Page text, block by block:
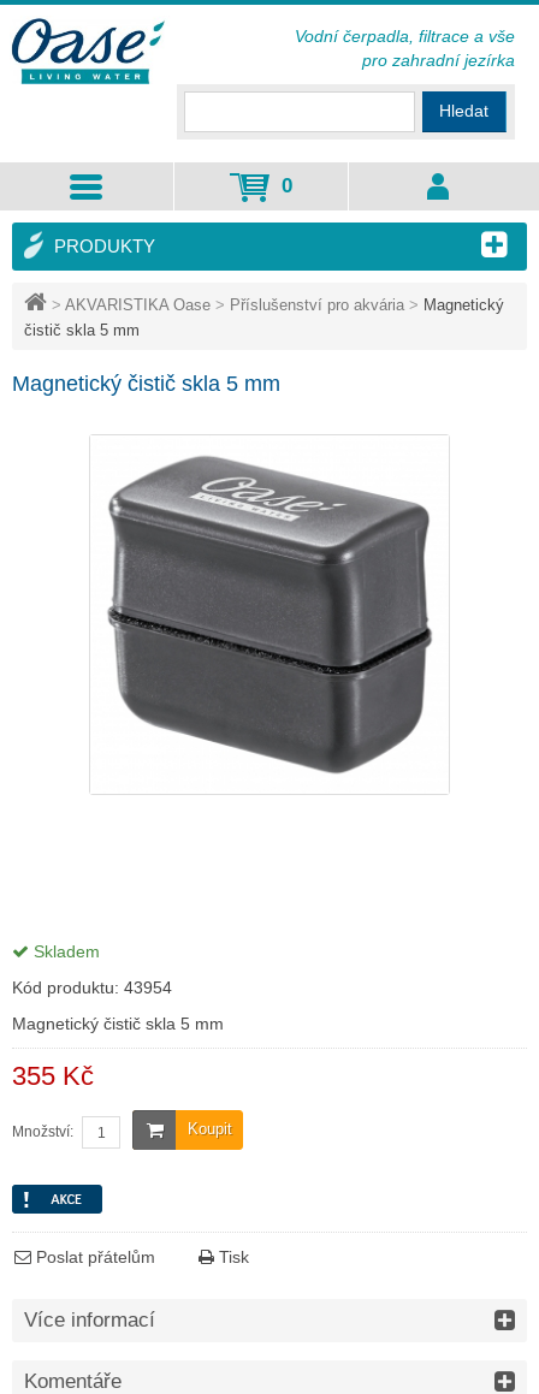
> AKVARISTIKA Oase > Příslušenství pro akvária > Magnetický
čistič skla 5 mm
Magnetický čistič skla 5 mm
Skladem
Kód produktu: 43954
Magnetický čistič skla 5 mm
355 Kč
Koupit
Množství:
Poslat přátelům Tisk
Více informací
Komentáře
PRODUKTY
Hledat
0
Vodní čerpadla, filtrace a vše
pro zahradní jezírka